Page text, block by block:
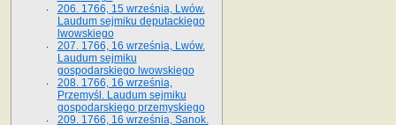
206. 1766, 15 września, Lwów.
Laudum sejmiku deputackiego
lwowskiego
207. 1766, 16 września, Lwów.
Laudum sejmiku
gospodarskiego lwowskiego
208. 1766, 16 września,
Przemyśl. Laudum sejmiku
gospodarskiego przemyskiego
209. 1766, 16 września, Sanok.